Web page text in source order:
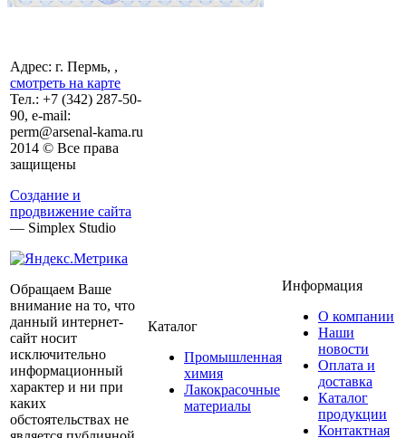
Адрес: г. Пермь, ,
смотреть на карте
Тел.: +7 (342) 287-50-
90, e-mail:
perm@arsenal-kama.ru
2014 © Все права
защищены
Создание и
продвижение сайта
— Simplex Studio
Обращаем Ваше
внимание на то, что
данный интернет-
сайт носит
исключительно
информационный
характер и ни при
каких
обстоятельствах не
Каталог
Промышленная
химия
Лакокрасочные
материалы
Информация
О компании
Наши
новости
Оплата и
доставка
Каталог
продукции
Контактная